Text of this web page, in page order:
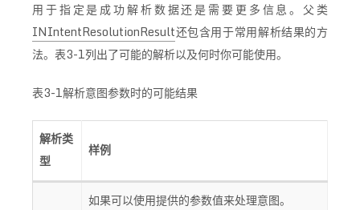
用于指定是成功解析数据还是需要更多信息。父类
INIntentResolutionResult还包含用于常用解析结果的方
法。表3-1列出了可能的解析以及何时你可能使用。
表3-1解析意图参数时的可能结果
解析类
型
样例
如果可以使用提供的参数值来处理意图。